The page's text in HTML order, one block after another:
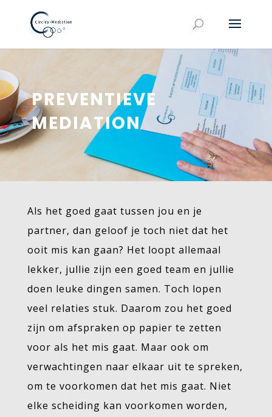
PREVENTIEVE
MEDIATION
Als het goed gaat tussen jou en je
partner, dan geloof je toch niet dat het
ooit mis kan gaan? Het loopt allemaal
lekker, jullie zijn een goed team en jullie
doen leuke dingen samen. Toch lopen
veel relaties stuk. Daarom zou het goed
zijn om afspraken op papier te zetten
voor als het mis gaat. Maar ook om
verwachtingen naar elkaar uit te spreken,
om te voorkomen dat het mis gaat. Niet
elke scheiding kan voorkomen worden,